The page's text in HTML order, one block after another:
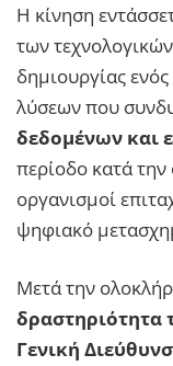
Η κίνηση
των
δημιουργίας
λύσεων που
δεδομένων και
περίοδο κατά την
οργανισμοί
ψηφιακό
Μετά την
δραστηριότητα
Γενική